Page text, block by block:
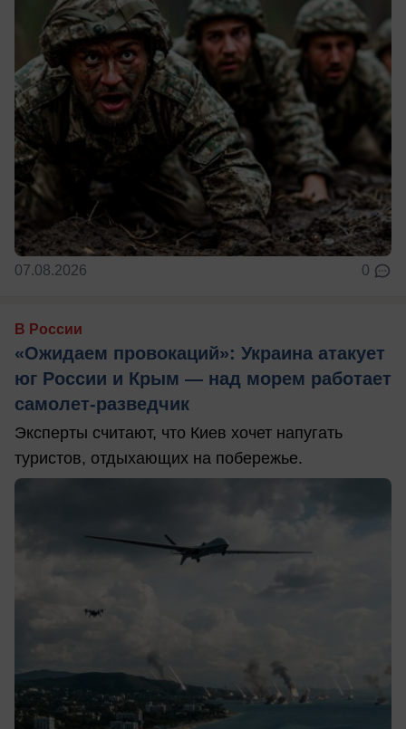
07.08.2026 0
В России
«Ожидаем провокаций»: Украина атакует
юг России и Крым — над морем работает
самолет-разведчик
Эксперты считают, что Киев хочет напугать
туристов, отдыхающих на побережье.